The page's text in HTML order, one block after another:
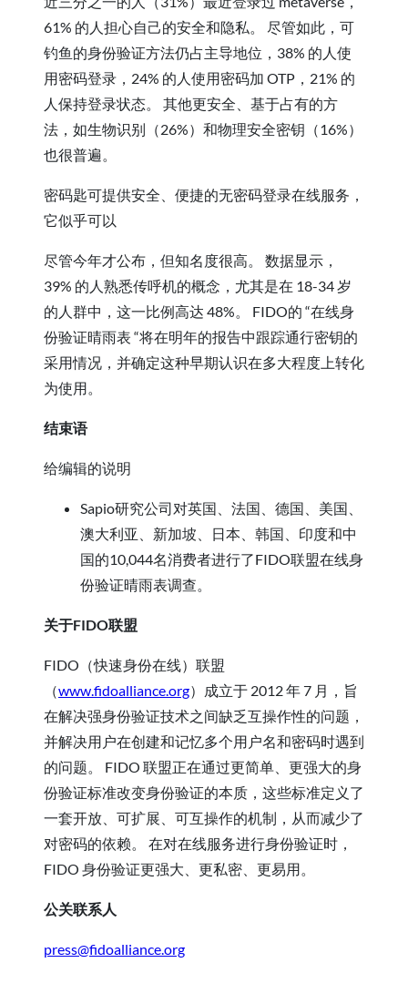
61% 的人担心自己的安全和隐私。 尽管如此，可
钓鱼的身份验证方法仍占主导地位，38% 的人使
用密码登录，24% 的人使用密码加 OTP，21% 的
人保持登录状态。 其他更安全、基于占有的方
法，如生物识别（26%）和物理安全密钥（16%）
也很普遍。
密码匙可提供安全、便捷的无密码登录在线服务，
它似乎可以
尽管今年才公布，但知名度很高。 数据显示，
39% 的人熟悉传呼机的概念，尤其是在 18-34 岁
的人群中，这一比例高达 48%。 FIDO的 “在线身
份验证晴雨表 “将在明年的报告中跟踪通行密钥的
采用情况，并确定这种早期认识在多大程度上转化
为使用。
结束语
给编辑的说明
Sapio研究公司对英国、法国、德国、美国、
澳大利亚、新加坡、日本、韩国、印度和中
国的10,044名消费者进行了FIDO联盟在线身
份验证晴雨表调查。
关于FIDO联盟
FIDO（快速身份在线）联盟
（www.fidoalliance.org）成立于 2012 年 7 月，旨
在解决强身份验证技术之间缺乏互操作性的问题，
并解决用户在创建和记忆多个用户名和密码时遇到
的问题。 FIDO 联盟正在通过更简单、更强大的身
份验证标准改变身份验证的本质，这些标准定义了
一套开放、可扩展、可互操作的机制，从而减少了
对密码的依赖。 在对在线服务进行身份验证时，
FIDO 身份验证更强大、更私密、更易用。
公关联系人
press@fidoalliance.org